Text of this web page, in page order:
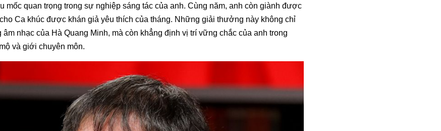
mốc quan trọng trong sự nghiệp sáng tác của anh. Cùng năm, anh còn giành được
Ca khúc được khán giả yêu thích của tháng. Những giải thưởng này không chỉ
âm nhạc của Hà Quang Minh, mà còn khẳng định vị trí vững chắc của anh trong
và giới chuyên môn.